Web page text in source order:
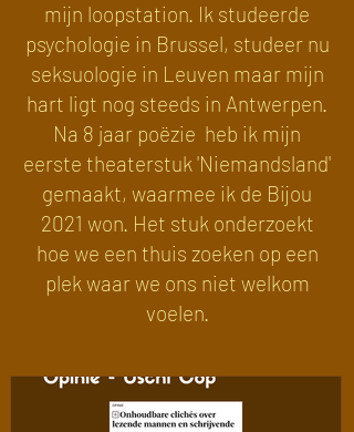
mijn loopstation. Ik studeerde
psychologie in Brussel, studeer nu
seksuologie in Leuven maar mijn
hart ligt nog steeds in Antwerpen.
Na 8 jaar poëzie heb ik mijn
eerste theaterstuk 'Niemandsland'
gemaakt, waarmee ik de Bijou
2021 won. Het stuk onderzoekt
hoe we een thuis zoeken op een
plek waar we ons niet welkom
voelen.